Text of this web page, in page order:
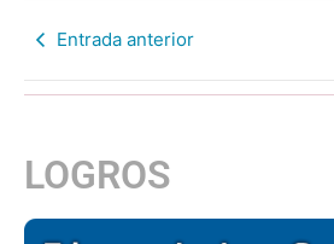
Entrada anterior
LOGROS